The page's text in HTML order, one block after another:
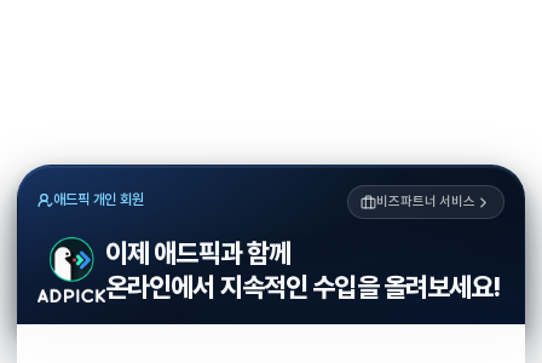
애드픽 개인 회원 비즈파트너 서비스
이제 애드픽과 함께
온라인에서 지속적인 수입을 올려보세요!